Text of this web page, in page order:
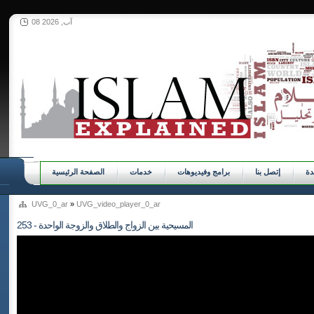
08 آب, 2026
الصفحة الرئيسية خدمات برامج وفيديوهات إتصل بنا
UVG_0_ar » UVG_video_player_0_ar
253 - المسيحية بين الزواج والطلاق والزوجة الواحدة